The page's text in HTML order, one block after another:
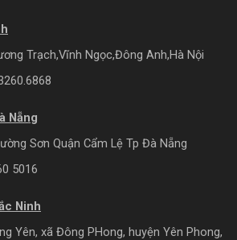
Trạch,Vĩnh Ngọc,Đông Anh,Hà Nội
Nẵng
Sơn Quận Cẩm Lệ Tp Đà Nẵng
5016
Ninh
Yên, xã Đông PHong, huyện Yên Phong,